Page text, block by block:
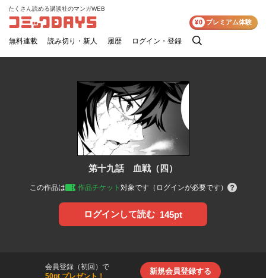
コミックDAYS
たくさん読める講談社のマンガWEB
無料連載 読み切り・新人 履歴 ログイン・登録
検
¥0 プレミアム体験
第十九話 血戦（四）
この作品は 作品チケット 対象です（ログインが必要です）
ログインして読む 145pt
会員登録（初回）で
50pt プレゼント！
新規会員登録する